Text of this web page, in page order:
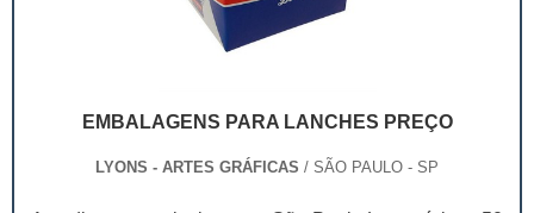
EMBALAGENS PARA LANCHES PREÇO
LYONS - ARTES GRÁFICAS / SÃO PAULO - SP